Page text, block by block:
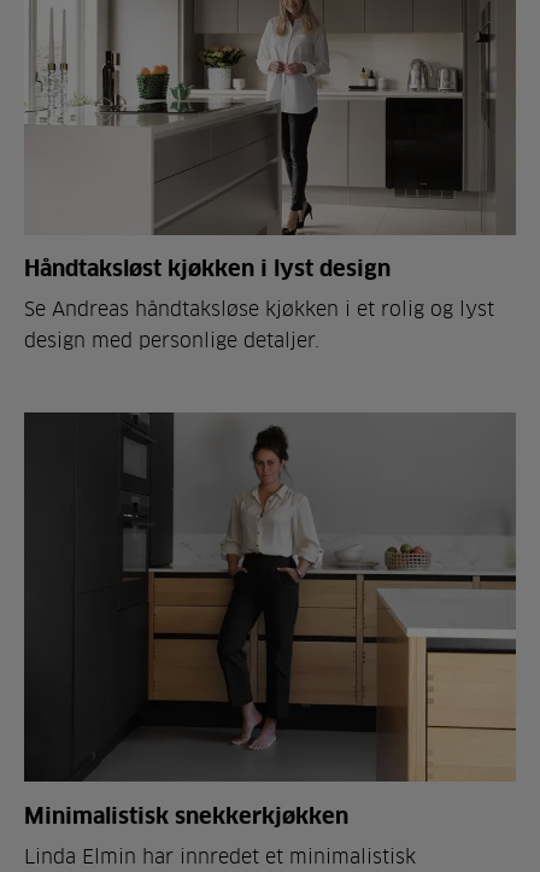
Håndtaksløst kjøkken i lyst design
Se Andreas håndtaksløse kjøkken i et rolig og lyst
design med personlige detaljer.
Minimalistisk snekkerkjøkken
Linda Elmin har innredet et minimalistisk